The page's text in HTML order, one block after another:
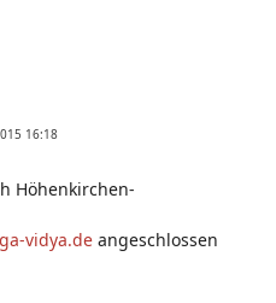
16:18
Höhenkirchen-
vidya.de angeschlossen